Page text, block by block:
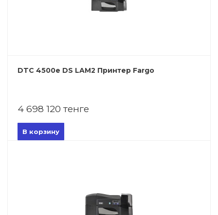
DTC 4500e DS LAM2 Принтер Fargo
4 698 120 тенге
В корзину